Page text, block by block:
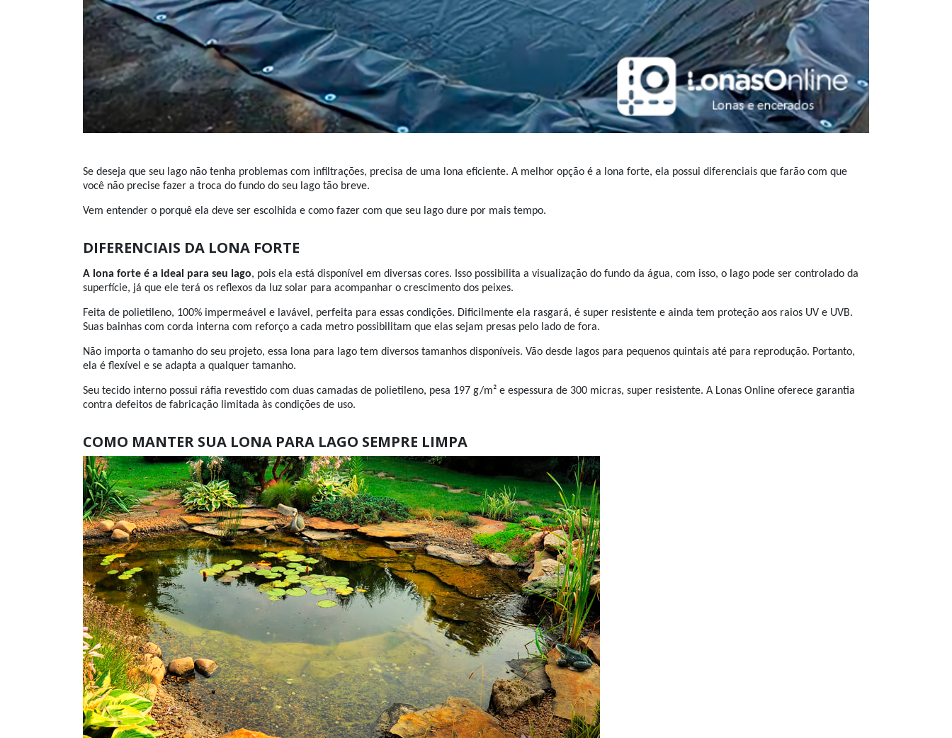
Se deseja que seu lago não tenha problemas com infiltrações, precisa de uma lona eficiente. A melhor opção é a lona forte, ela possui diferenciais que farão com que
você não precise fazer a troca do fundo do seu lago tão breve.
Vem entender o porquê ela deve ser escolhida e como fazer com que seu lago dure por mais tempo.
DIFERENCIAIS DA LONA FORTE
A lona forte é a ideal para seu lago, pois ela está disponível em diversas cores. Isso possibilita a visualização do fundo da água, com isso, o lago pode ser controlado da
superfície, já que ele terá os reflexos da luz solar para acompanhar o crescimento dos peixes.
Feita de polietileno, 100% impermeável e lavável, perfeita para essas condições. Dificilmente ela rasgará, é super resistente e ainda tem proteção aos raios UV e UVB.
Suas bainhas com corda interna com reforço a cada metro possibilitam que elas sejam presas pelo lado de fora.
Não importa o tamanho do seu projeto, essa lona para lago tem diversos tamanhos disponíveis. Vão desde lagos para pequenos quintais até para reprodução. Portanto,
ela é flexível e se adapta a qualquer tamanho.
Seu tecido interno possui ráfia revestido com duas camadas de polietileno, pesa 197 g/m² e espessura de 300 micras, super resistente. A Lonas Online oferece garantia
contra defeitos de fabricação limitada às condições de uso.
COMO MANTER SUA LONA PARA LAGO SEMPRE LIMPA